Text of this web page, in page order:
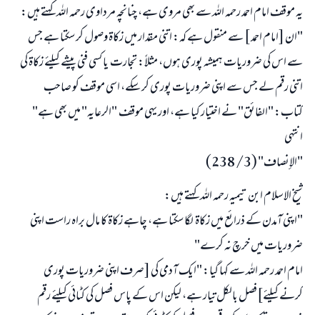
یہ موقف امام احمد رحمہ اللہ سے بھی مروی ہے، چنانچہ مرداوی رحمہ اللہ کہتے ہیں:
"ان [امام احمد ] سے منقول ہے کہ: اتنی مقدار میں زکاۃ وصول کر سکتا ہے جس
سے اس کی ضروریات ہمیشہ پوری ہوں، مثلاً: تجارت یا کسی فنی پیشے کیلئے زکاۃ کی
اتنی رقم لے جس سے اپنی ضروریات پوری کر سکے، اسی موقف کو صاحب
کتاب: "الفائق" نے اختیار کیا ہے، اور یہی موقف "الرعایہ" میں بھی ہے"
انتہی
"الإنصاف" (3/ 238)
شیخ الاسلام ابن تیمیہ رحمہ اللہ کہتے ہیں:
"اپنی آمدن کے ذرائع میں زکاۃ لگا سکتا ہے، چاہے زکاۃ کا مال براہ راست اپنی
ضروریات میں خرچ نہ کرے"
امام احمد رحمہ اللہ سے کہا گیا: "ایک آدمی کی [صرف اپنی ضروریات پوری
کرنے کیلئے]فصل بالکل تیار ہے، لیکن اس کے پاس فصل کی کٹائی کیلئے رقم